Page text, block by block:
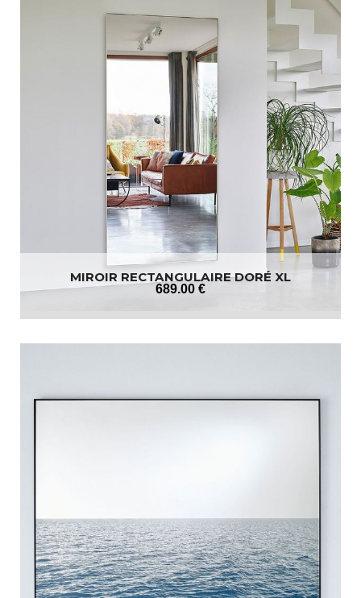
MIROIR RECTANGULAIRE DORÉ XL
689.00 €